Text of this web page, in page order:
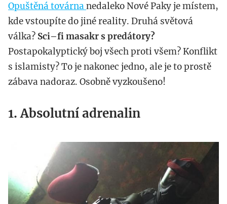
Opuštěná továrna nedaleko Nové Paky je místem,
kde vstoupíte do jiné reality. Druhá světová
válka? Sci–fi masakr s predátory?
Postapokalyptický boj všech proti všem? Konflikt
s islamisty? To je nakonec jedno, ale je to prostě
zábava nadoraz. Osobně vyzkoušeno!
1. Absolutní adrenalin
img_1139_kopie.jpg